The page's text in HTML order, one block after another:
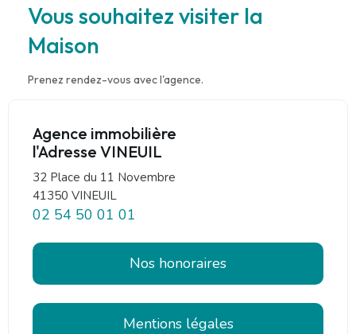
Vous souhaitez visiter la
Maison
Prenez rendez-vous avec l'agence.
Agence immobilière
l'Adresse VINEUIL
32 Place du 11 Novembre
41350 VINEUIL
02 54 50 01 01
Nos honoraires
Mentions légales